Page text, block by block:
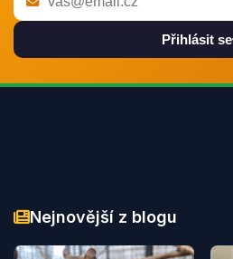
Přihlásit se
Nejnovější z blogu